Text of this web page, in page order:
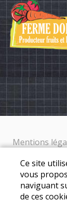
Mentions
FermeCe site
vous
naviguant
de ces